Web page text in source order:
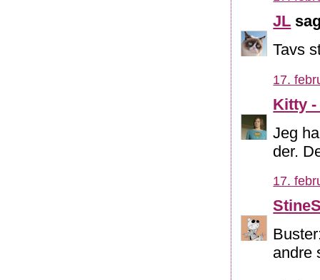
JL
Tavs
17.
Kitty -
Jeg
der.
17.
andre